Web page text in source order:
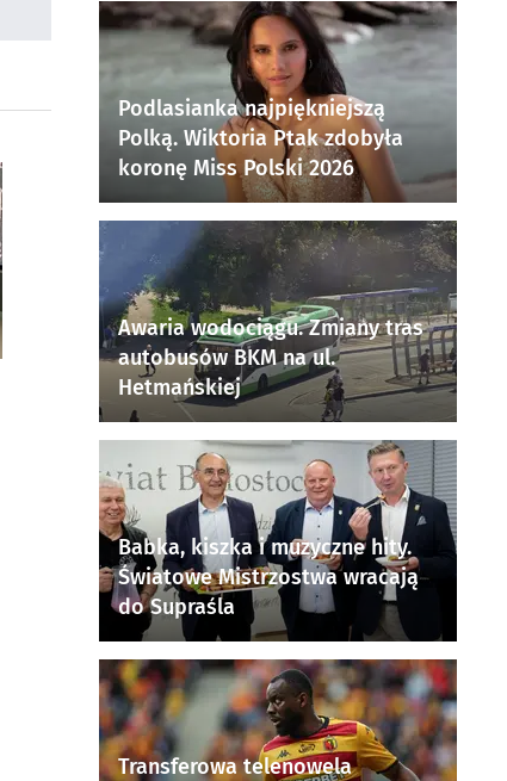
Podlasianka najpiękniejszą
Polką. Wiktoria Ptak zdobyła
koronę Miss Polski 2026
Awaria wodociągu. Zmiany tras
autobusów BKM na ul.
Hetmańskiej
Babka, kiszka i muzyczne hity.
Światowe Mistrzostwa wracają
do Supraśla
Transferowa telenowela